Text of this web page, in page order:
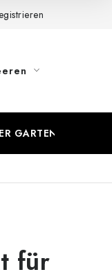
GARTEN
für